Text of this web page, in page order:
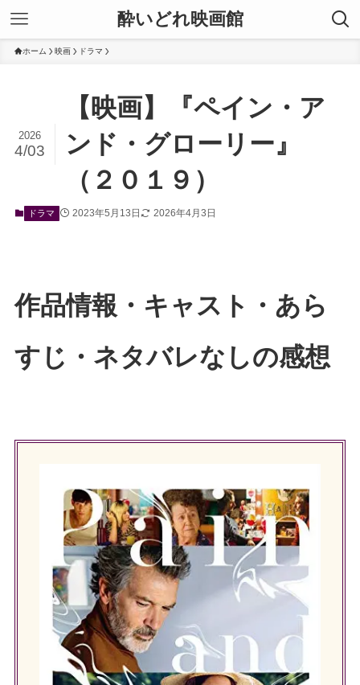
酔いどれ映画館
ホーム 映画 ドラマ
【映画】『ペイン・ア
ンド・グローリー』
（２０１９）
2026
4/03
ドラマ 2023年5月13日 2026年4月3日
作品情報・キャスト・あら
すじ・ネタバレなしの感想